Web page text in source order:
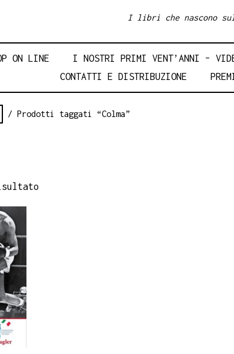
I libri che nascono
ON LINE I NOSTRI PRIMI VENT’ANNI –
CONTATTI E DISTRIBUZIONE
/ Prodotti taggati “Colma”